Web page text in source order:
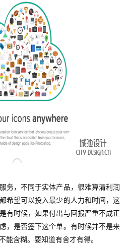
务，不同于实体产品，很难算清利润
希望可以投入最少的人力和时间，这
有时候，如果付出与回报严重不成正
，是否签下这个单。 有时候并不是来
能含糊。要知道有舍才有得。